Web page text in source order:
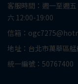
客服時間：週一至週
六 12:00-19:00
信箱：
地址：台北市萬華區
統一編號：50767400